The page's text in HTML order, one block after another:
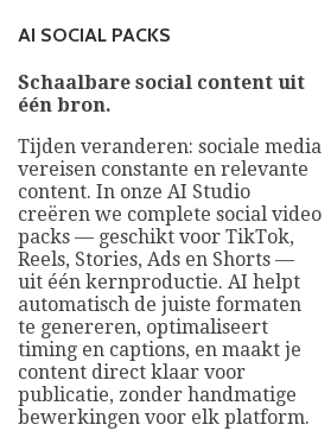
AI SOCIAL PACKS
Schaalbare social content uit
één bron.
Tijden veranderen: sociale media
vereisen constante en relevante
content. In onze AI Studio
creëren we complete social video
packs — geschikt voor TikTok,
Reels, Stories, Ads en Shorts —
uit één kernproductie. AI helpt
automatisch de juiste formaten
te genereren, optimaliseert
timing en captions, en maakt je
content direct klaar voor
publicatie, zonder handmatige
bewerkingen voor elk platform.